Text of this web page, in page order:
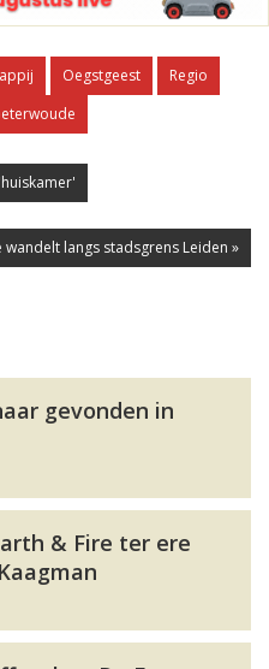
Oegstgeest
Regio
langs stadsgrens Leiden »
gevonden in
& Fire ter ere